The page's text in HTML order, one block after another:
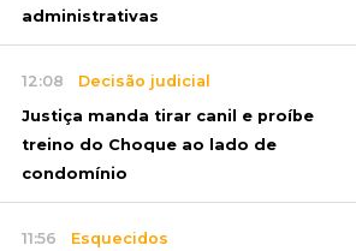
administrativas
12:08 Decisão judicial
Justiça manda tirar canil e proíbe
treino do Choque ao lado de
condomínio
11:56 Esquecidos